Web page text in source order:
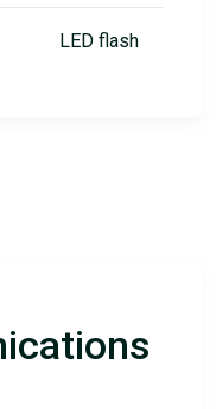
LED flash